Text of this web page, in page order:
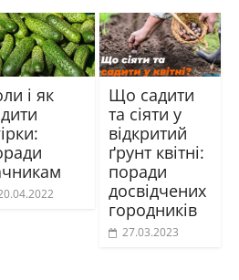
і як
Що садити
та сіяти у
відкритий
ґрунт квітні:
поради
досвідчених
городників
27.03.2023